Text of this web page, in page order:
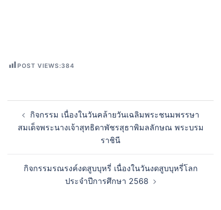
POST VIEWS:384
กิจกรรม เนื่องในวันคล้ายวันเฉลิมพระชนมพรรษา
สมเด็จพระนางเจ้าสุทธิดาพัชรสุธาพิมลลักษณ พระบรม
ราชินี
กิจกรรมรณรงค์งดสูบบุหรี่ เนื่องในวันงดสูบบุหรี่โลก
ประจำปีการศึกษา 2568